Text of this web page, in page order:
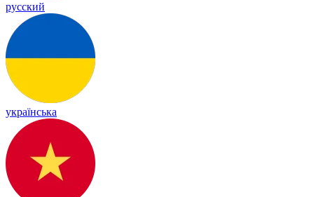
русский
українська